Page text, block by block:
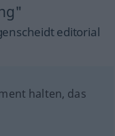
editorial
halten, das